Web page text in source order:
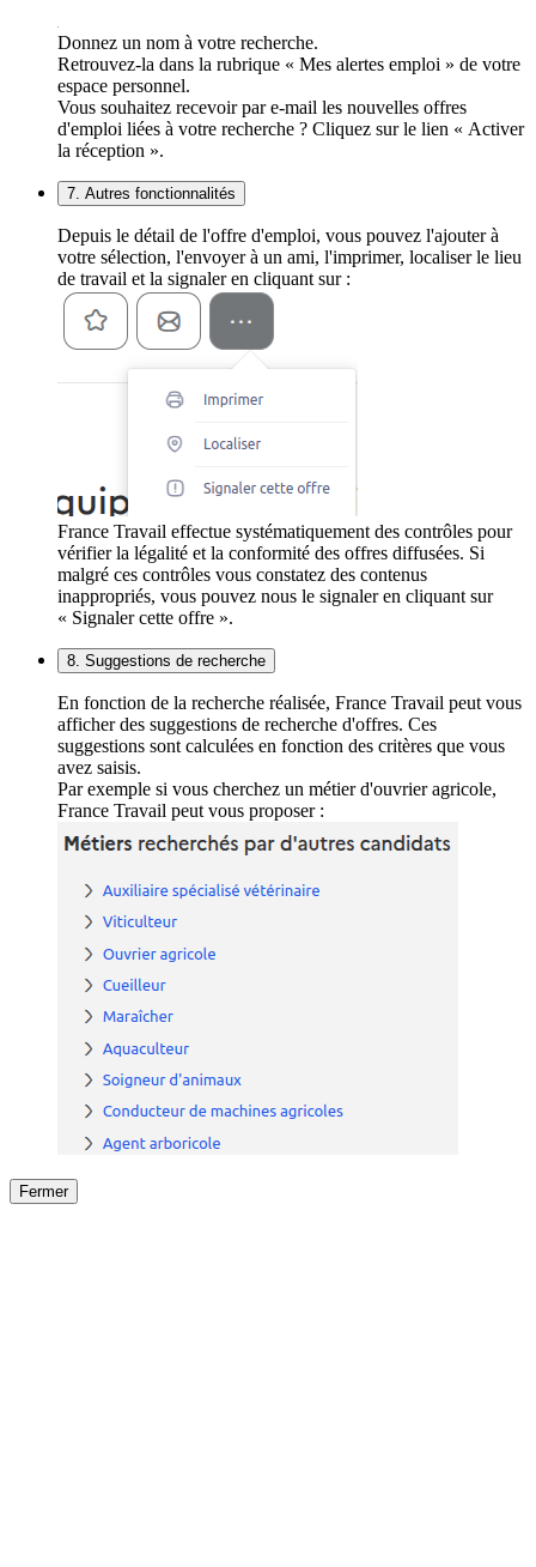
Donnez un nom à votre recherche.
Retrouvez-la dans la rubrique « Mes alertes emploi » de votre
espace personnel.
Vous souhaitez recevoir par e-mail les nouvelles offres
d'emploi liées à votre recherche ? Cliquez sur le lien « Activer
la réception ».
7. Autres fonctionnalités
Depuis le détail de l'offre d'emploi, vous pouvez l'ajouter à
votre sélection, l'envoyer à un ami, l'imprimer, localiser le lieu
de travail et la signaler en cliquant sur :
France Travail effectue systématiquement des contrôles pour
vérifier la légalité et la conformité des offres diffusées. Si
malgré ces contrôles vous constatez des contenus
inappropriés, vous pouvez nous le signaler en cliquant sur
« Signaler cette offre ».
8. Suggestions de recherche
En fonction de la recherche réalisée, France Travail peut vous
afficher des suggestions de recherche d'offres. Ces
suggestions sont calculées en fonction des critères que vous
avez saisis.
Par exemple si vous cherchez un métier d'ouvrier agricole,
France Travail peut vous proposer :
Fermer